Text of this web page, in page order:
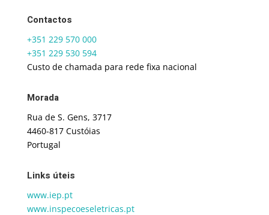
Contactos
+351 229 570 000
+351 229 530 594
Custo de chamada para rede fixa nacional
Morada
Rua de S. Gens, 3717
4460-817 Custóias
Portugal
Links úteis
www.iep.pt
www.inspecoeseletricas.pt